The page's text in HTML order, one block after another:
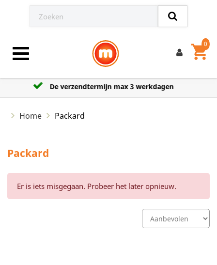
Toggle navigation shopping_cart
0
Grootste aanbod model
Home Packard
Packard
Er is iets misgegaan. Probeer het later opnieuw.